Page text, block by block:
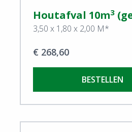
Houtafval 10m3
3,50 x 1,80 x 2,00 M*
€ 268,60
BESTELLEN
View Houtafval